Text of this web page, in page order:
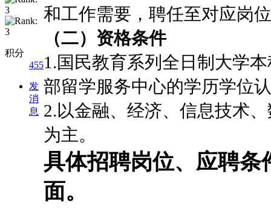
积分
455
发
消
息
和工作需要，聘任至对应岗
（二）资格条件
1.国民教育系列全日制大学
部留学服务中心的学历学位
2.以金融、经济、信息技术
为主。
具体招聘岗位、应聘
面。